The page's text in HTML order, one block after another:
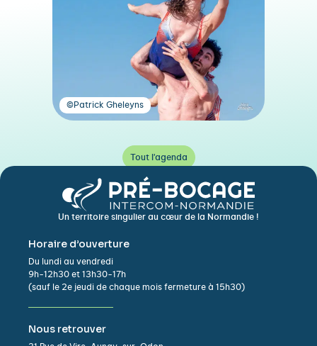
©Patrick Gheleyns
Tout l'agenda
Un territoire singulier au cœur de la Normandie !
Horaire d’ouverture
Du lundi au vendredi
9h-12h30 et 13h30-17h
(sauf le 2e jeudi de chaque mois fermeture à 15h30)
Nous retrouver